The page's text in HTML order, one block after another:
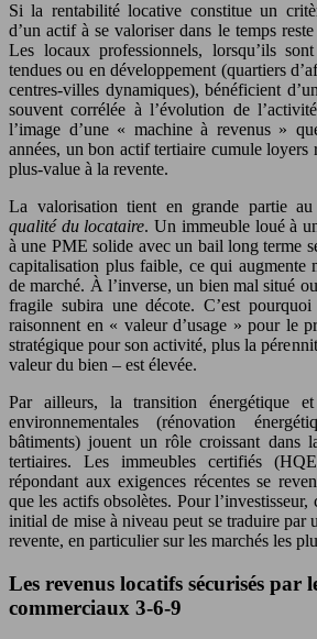
Si la rentabilité locative constitue un
d’un actif à se valoriser dans le temps
Les locaux professionnels, lorsqu’ils
tendues ou en développement (quartiers
centres-villes dynamiques), bénéficient
souvent corrélée à l’évolution de
l’image d’une « machine à revenus »
années, un bon actif tertiaire cumule loyers
plus-value à la revente.
La valorisation tient en grande partie
qualité du locataire. Un immeuble loué à
à une PME solide avec un bail long terme
capitalisation plus faible, ce qui augmente
de marché. À l’inverse, un bien mal situé
fragile subira une décote. C’est pourquoi
raisonnent en « valeur d’usage » pour le
stratégique pour son activité, plus la
valeur du bien – est élevée.
Par ailleurs, la transition énergétique
environnementales (rénovation
bâtiments) jouent un rôle croissant dans
tertiaires. Les immeubles certifiés
répondant aux exigences récentes se
que les actifs obsolètes. Pour
initial de mise à niveau peut se traduire par
revente, en particulier sur les marchés les
Les revenus locatifs sécurisés par
commerciaux 3-6-9